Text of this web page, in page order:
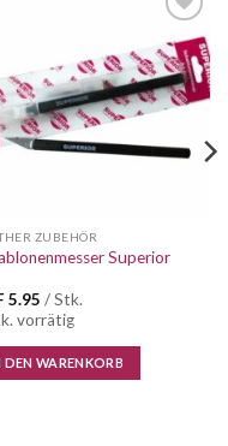
Wunschliste
ZUBEHÖR
Superior
5.95 / Stk.
vorrätig
DEN WARENKORB